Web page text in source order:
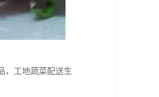
，工地蔬菜配送生